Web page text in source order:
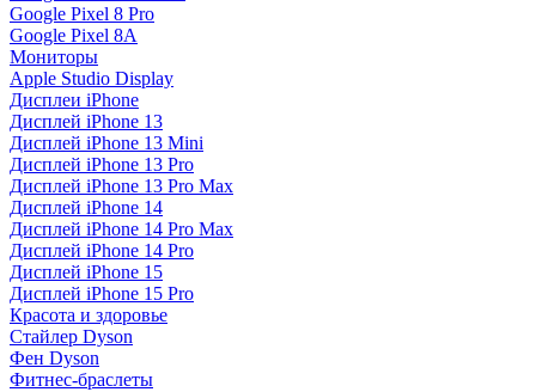
Google Pixel 8 Pro
Google Pixel 8A
Мониторы
Apple Studio Display
Дисплеи iPhone
Дисплей iPhone 13
Дисплей iPhone 13 Mini
Дисплей iPhone 13 Pro
Дисплей iPhone 13 Pro Max
Дисплей iPhone 14
Дисплей iPhone 14 Pro Max
Дисплей iPhone 14 Pro
Дисплей iPhone 15
Дисплей iPhone 15 Pro
Красота и здоровье
Стайлер Dyson
Фен Dyson
Фитнес-браслеты